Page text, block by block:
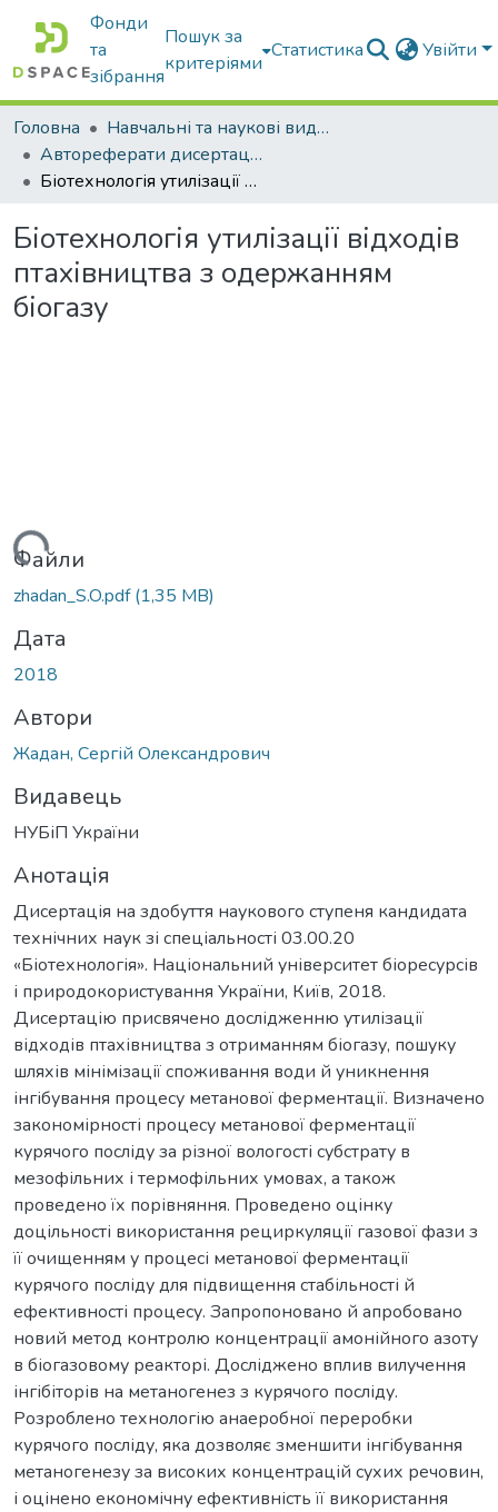
Фонди
та
зібрання
Пошук за
критеріями
Статистика Увійти
Головна
Навчальні та наукові видання
Автореферати дисертацій та дисертації
Біотехнологія утилізації відходів птахівництва з одержанням біогазу
Біотехнологія утилізації відходів
птахівництва з одержанням
біогазу
Файли
zhadan_S.O.pdf(1,35 MB)
Дата
2018
Автори
Жадан, Сергій Олександрович
Видавець
НУБіП України
Анотація
Дисертація на здобуття наукового ступеня кандидата
технічних наук зі спеціальності 03.00.20
«Біотехнологія». Національний університет біоресурсів
і природокористування України, Київ, 2018.
Дисертацію присвячено дослідженню утилізації
відходів птахівництва з отриманням біогазу, пошуку
шляхів мінімізації споживання води й уникнення
інгібування процесу метанової ферментації. Визначено
закономірності процесу метанової ферментації
курячого посліду за різної вологості субстрату в
мезофільних і термофільних умовах, а також
проведено їх порівняння. Проведено оцінку
доцільності використання рециркуляції газової фази з
її очищенням у процесі метанової ферментації
курячого посліду для підвищення стабільності й
ефективності процесу. Запропоновано й апробовано
новий метод контролю концентрації амонійного азоту
в біогазовому реакторі. Досліджено вплив вилучення
інгібіторів на метаногенез з курячого посліду.
Розроблено технологію анаеробної переробки
курячого посліду, яка дозволяє зменшити інгібування
метаногенезу за високих концентрацій сухих речовин,
і оцінено економічну ефективність її використання